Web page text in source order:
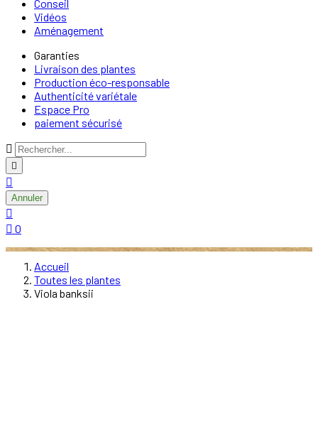
Conseil
Vidéos
Aménagement
Garanties
Livraison des plantes
Production éco-responsable
Authenticité variétale
Espace Pro
paiement sécurisé



Annuler

 0
Accueil
Toutes les plantes
Viola banksii